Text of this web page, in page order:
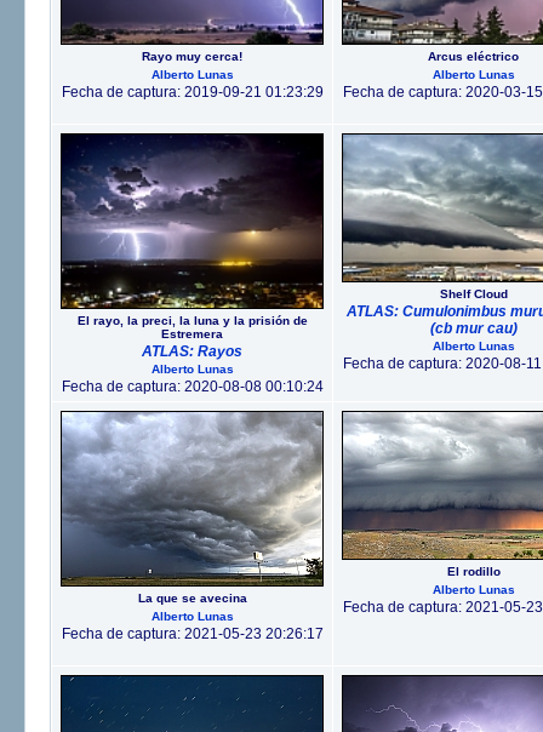
Rayo muy cerca!
Alberto Lunas
Fecha de captura: 2019-09-21 01:23:29
Arcus eléctrico
Alberto Lunas
Fecha de captura: 2020-03-
El rayo, la preci, la luna y la prisión de
Estremera
ATLAS: Rayos
Alberto Lunas
Fecha de captura: 2020-08-08 00:10:24
Shelf Cloud
ATLAS: Cumulonimbus
(cb mur cau)
Alberto Lunas
Fecha de captura: 2020-08-
La que se avecina
Alberto Lunas
Fecha de captura: 2021-05-23 20:26:17
El rodillo
Alberto Lunas
Fecha de captura: 2021-05-